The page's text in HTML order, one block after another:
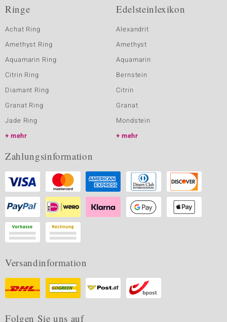
Ringe
Achat Ring
Amethyst Ring
Aquamarin Ring
Citrin Ring
Diamant Ring
Granat Ring
Jade Ring
mehr
Edelsteinlexikon
Alexandrit
Amethyst
Aquamarin
Bernstein
Citrin
Granat
Mondstein
mehr
Zahlungsinformation
Versandinformation
Folgen Sie uns auf